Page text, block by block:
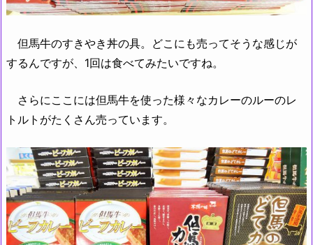
但馬牛のすきやき丼の具。どこにも売ってそうな感じが
するんですが、1回は食べてみたいですね。
さらにここには但馬牛を使った様々なカレーのルーのレ
トルトがたくさん売っています。